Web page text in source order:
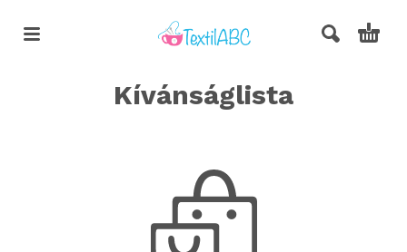
Kívánságlista